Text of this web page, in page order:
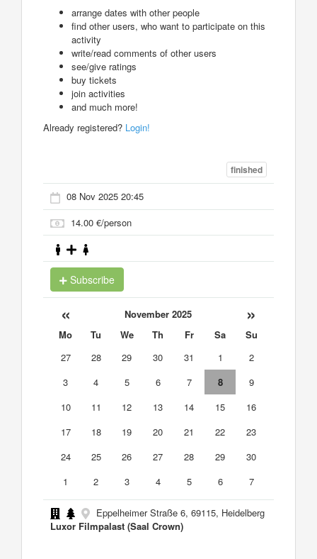
arrange dates with other people
find other users, who want to participate on this
activity
write/read comments of other users
see/give ratings
buy tickets
join activities
and much more!
Already registered? Login!
finished
08 Nov 2025 20:45
14.00 €/person
Subscribe
« November 2025 »
Mo Tu We Th Fr Sa
Su
27
28 29 30 31 1
2
3
4 5 6 7 8
9
10
11 12 13 14 15
16
17
18 19 20 21 22
23
24
25 26 27 28 29
30
1
2 3 4 5 6 7
Eppelheimer Straße 6, 69115, Heidelberg
Luxor Filmpalast (Saal Crown)